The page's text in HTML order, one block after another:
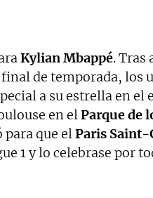
Kylian Mbappé. Tras
final de temporada, los
a su estrella en el
en elParque de
que elParis Saint-
1 y lo celebrase por